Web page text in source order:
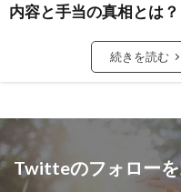
内容と手当の真相とは？
続きを読む
Twitteのフォロー